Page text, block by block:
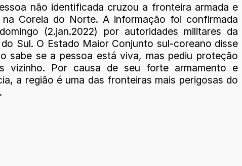
não identificada cruzou a fronteira armada e
na Coreia do Norte. A informação foi confirmada
(2.jan.2022) por autoridades militares da
Sul. O Estado Maior Conjunto sul-coreano disse
sabe se a pessoa está viva, mas pediu proteção
vizinho. Por causa de seu forte armamento e
a região é uma das fronteiras mais perigosas do